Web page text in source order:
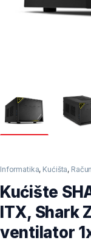
Informatika, Kućišta,
Kućište
ITX, Shark
ventilator